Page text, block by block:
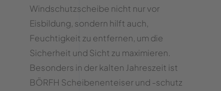
Windschutzscheibe nicht nur vor
Eisbildung, sondern hilft auch,
Feuchtigkeit zu entfernen, um die
Sicherheit und Sicht zu maximieren.
Besonders in der kalten Jahreszeit ist
BÖRFH Scheibenenteiser und -schutz